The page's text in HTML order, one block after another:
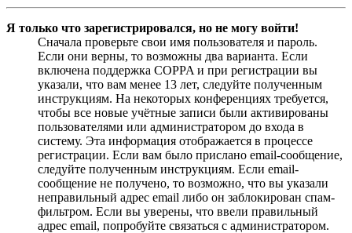
Я только что зарегистрировался, но не могу войти!
Сначала проверьте свои имя пользователя и пароль.
Если они верны, то возможны два варианта. Если
включена поддержка COPPA и при регистрации вы
указали, что вам менее 13 лет, следуйте полученным
инструкциям. На некоторых конференциях требуется,
чтобы все новые учётные записи были активированы
пользователями или администратором до входа в
систему. Эта информация отображается в процессе
регистрации. Если вам было прислано email-сообщение,
следуйте полученным инструкциям. Если email-
сообщение не получено, то возможно, что вы указали
неправильный адрес email либо он заблокирован спам-
фильтром. Если вы уверены, что ввели правильный
адрес email, попробуйте связаться с администратором.